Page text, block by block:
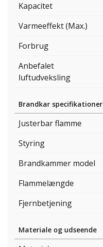
Kapacitet
Varmeeffekt (Max.)
Forbrug
Anbefalet
luftudveksling
Brandkar specifikationer
Justerbar flamme
Styring
Brandkammer model
Flammelængde
Fjernbetjening
Materiale og udseende